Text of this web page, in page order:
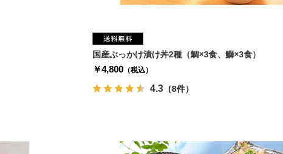
国産ぶっかけ漬け丼2種（鯛×3食、鰤×3食）
￥4,800 （税込）
4.3 （8件）